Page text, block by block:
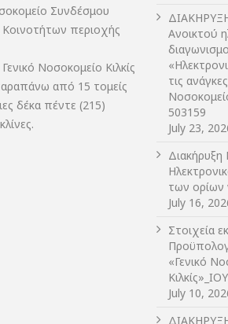
Συνδέσμου
περιοχής
Νοσοκομείο Κιλκίς
από 15 τομείς
δέκα πέντε (215)
Ανοικτού
τις
503159
July 23,
των ορίων
July 16,
Στοιχεία
«Γενικό
July 10,